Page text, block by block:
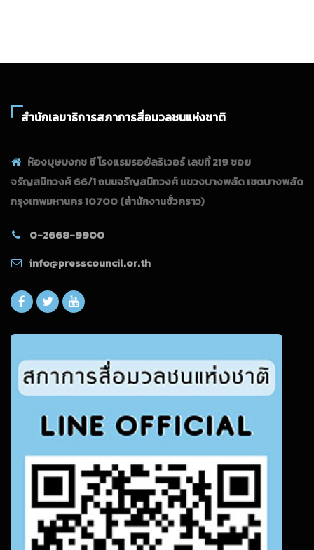
สำนักเลขาธิการสภาการสื่อมวลชนแห่งชาติ
ห้องบุษบงกช ซี โรงแรมรอยัลริเวอร์ เลขที่ 219 ซอย
จรัญสนิทวงศ์ 66/1 ถนนจรัญสนิทวงศ์ แขวงบางพลัด เขตบางพลัด
กรุงเทพมหานคร 10700(สำนักงานชั่วคราว)
0-2668-9900
info@presscouncil.or.th